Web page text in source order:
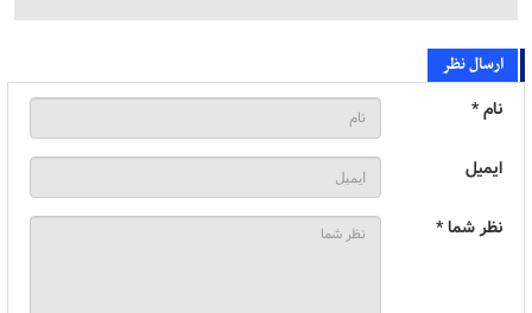
ارسال نظر
نام *
ایمیل
نظر شما *